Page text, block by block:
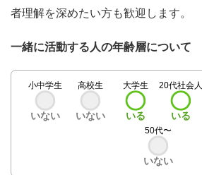
者理解を深めたい方も歓迎します。
一緒に活動する人の年齢層について
小中学生
いない
高校生
いない
大学生
いる
20代社会人
いる
50代〜
いない